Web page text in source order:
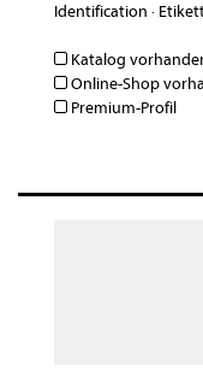
Identification ·
Katalog
Online-Shop
Premium-Profil